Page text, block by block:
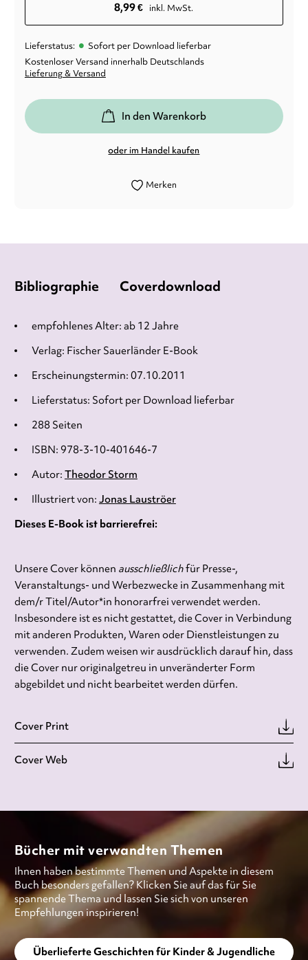
8,99€ inkl. MwSt.
Lieferstatus: • Sofort per Download lieferbar
Kostenloser Versand innerhalb Deutschlands
Lieferung & Versand
In den Warenkorb
oder im Handel kaufen
Merken
Bibliographie Coverdownload
Verlag: Fischer Sauerländer E-Book
Erscheinungstermin: 07.10.2011
Lieferstatus: Sofort per Download lieferbar
ISBN: 978-3-10-401646-7
288 Seiten
Autor: Theodor Storm
Illustriert von: Jonas Lauströer
empfohlenes Alter: ab 12 Jahre
Dieses E-Book ist barrierefrei:
Unsere Cover können ausschließlichfür Presse-,
Veranstaltungs- und Werbezwecke in Zusammenhang mit
dem/r Titel/Autor*in honorarfrei verwendet werden.
Insbesondere ist es nicht gestattet, die Cover in Verbindung
mit anderen Produkten, Waren oder Dienstleistungen zu
verwenden. Zudem weisen wir ausdrücklich darauf hin, dass
die Cover nur originalgetreu in unveränderter Form
abgebildet und nicht bearbeitet werden dürfen.
Cover Print
Cover Web
Bücher mit verwandten Themen
Ihnen haben bestimmte Themen und Aspekte in diesem
Buch besonders gefallen? Klicken Sie auf das für Sie
spannende Thema und lassen Sie sich von unseren
Empfehlungen inspirieren!
Überlieferte Geschichten für Kinder & Jugendliche